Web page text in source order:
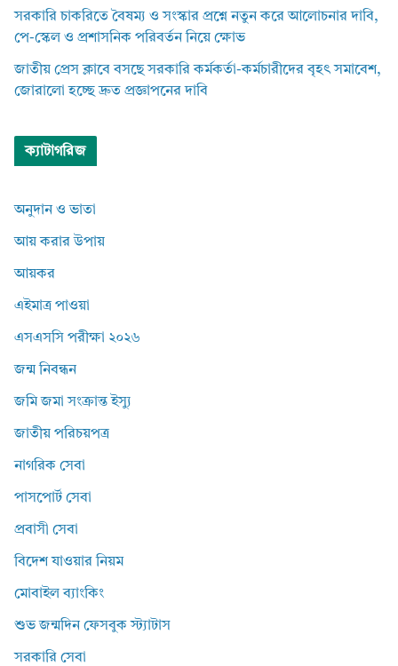
সরকারি চাকরিতে বৈষম্য ও সংস্কার প্রশ্নে নতুন করে আলোচনার দাবি,
পে-স্কেল ও প্রশাসনিক পরিবর্তন নিয়ে ক্ষোভ
জাতীয় প্রেস ক্লাবে বসছে সরকারি কর্মকর্তা-কর্মচারীদের বৃহৎ সমাবেশ,
জোরালো হচ্ছে দ্রুত প্রজ্ঞাপনের দাবি
ক্যাটাগরিজ
অনুদান ও ভাতা
আয় করার উপায়
আয়কর
এইমাত্র পাওয়া
এসএসসি পরীক্ষা ২০২৬
জন্ম নিবন্ধন
জমি জমা সংক্রান্ত ইস্যু
জাতীয় পরিচয়পত্র
নাগরিক সেবা
পাসপোর্ট সেবা
প্রবাসী সেবা
বিদেশ যাওয়ার নিয়ম
মোবাইল ব্যাংকিং
শুভ জন্মদিন ফেসবুক স্ট্যাটাস
সরকারি সেবা